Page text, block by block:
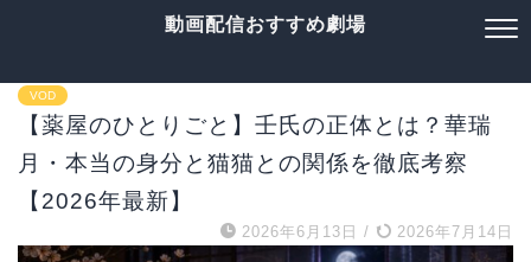
動画配信おすすめ劇場
VOD
【薬屋のひとりごと】壬氏の正体とは？華瑞
月・本当の身分と猫猫との関係を徹底考察
【2026年最新】
2026年6月13日 / 2026年7月14日